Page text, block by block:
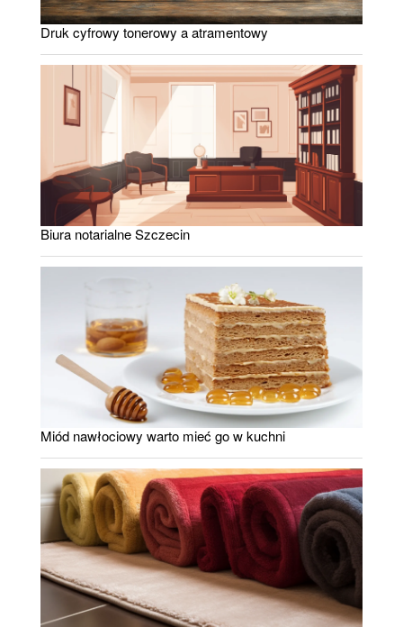
Druk cyfrowy tonerowy a atramentowy
Biura notarialne Szczecin
Miód nawłociowy warto mieć go w kuchni